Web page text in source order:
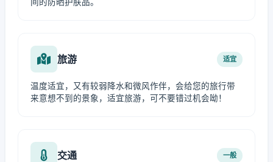
旅游 适宜
温度适宜，又有较弱降水和微风作伴，会给您的旅行带
来意想不到的景象，适宜旅游，可不要错过机会呦！
交通 一般